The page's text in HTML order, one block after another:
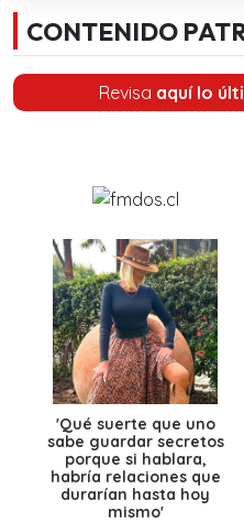
CONTENIDO
Revisa aquí lo
'Qué suerte que uno
sabe guardar secretos
porque si hablara,
habría relaciones que
durarían hasta hoy
mismo'